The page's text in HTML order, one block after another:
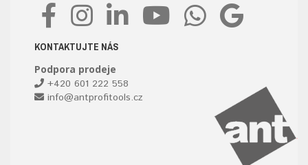
KONTAKTUJTE NÁS
Podpora prodeje
+420 601 222 558
info@antprofitools.cz